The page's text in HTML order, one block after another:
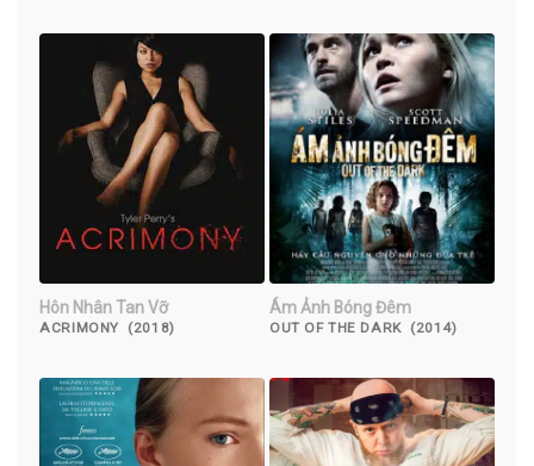
Hôn Nhân Tan Vỡ
ACRIMONY (2018)
Ám Ảnh Bóng Đêm
OUT OF THE DARK (2014)